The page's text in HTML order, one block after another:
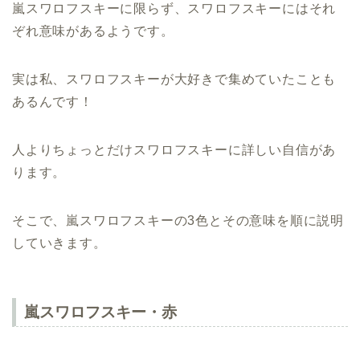
嵐スワロフスキーに限らず、スワロフスキーにはそれ
ぞれ意味があるようです。
実は私、スワロフスキーが大好きで集めていたことも
あるんです！
人よりちょっとだけスワロフスキーに詳しい自信があ
ります。
そこで、嵐スワロフスキーの3色とその意味を順に説明
していきます。
嵐スワロフスキー・赤